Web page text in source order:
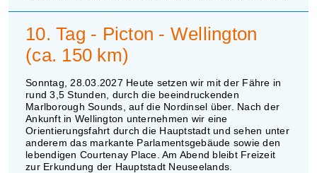
10. Tag - Picton - Wellington
(ca. 150 km)
Sonntag, 28.03.2027 Heute setzen wir mit der Fähre in
rund 3,5 Stunden, durch die beeindruckenden
Marlborough Sounds, auf die Nordinsel über. Nach der
Ankunft in Wellington unternehmen wir eine
Orientierungsfahrt durch die Hauptstadt und sehen unter
anderem das markante Parlamentsgebäude sowie den
lebendigen Courtenay Place. Am Abend bleibt Freizeit
zur Erkundung der Hauptstadt Neuseelands.